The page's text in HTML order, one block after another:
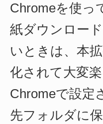
Chromeを使っ
紙ダウンロー
いときは、本
化されて大変
Chromeで設定
先フォルダに